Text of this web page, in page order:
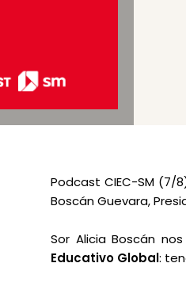
Podcast CIEC-SM (7/
Boscán Guevara,
Sor Alicia Boscán
Educativo Global: